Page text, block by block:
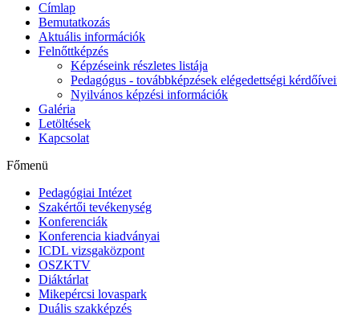
Címlap
Bemutatkozás
Aktuális információk
Felnőttképzés
Képzéseink részletes listája
Pedagógus - továbbképzések elégedettségi
Nyilvános képzési információk
Galéria
Letöltések
Kapcsolat
Főmenü
Pedagógiai Intézet
Szakértői tevékenység
Konferenciák
Konferencia kiadványai
ICDL vizsgaközpont
OSZKTV
Diáktárlat
Mikepércsi lovaspark
Duális szakképzés